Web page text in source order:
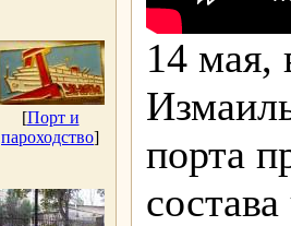
[Порт и
пароходство]
14 мая,
порта